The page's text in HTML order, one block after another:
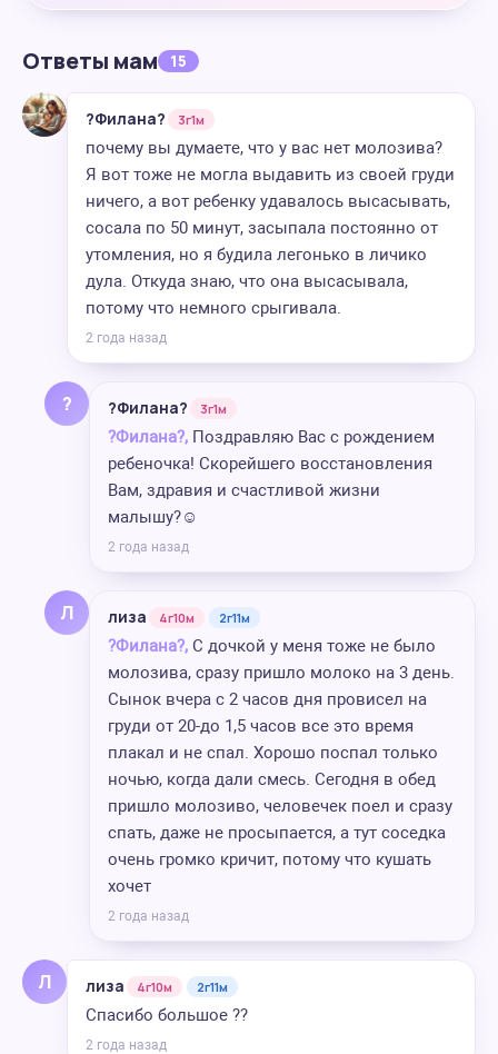
Ответы мам 15
?Филана? 3г1м
почему вы думаете, что у вас нет молозива?
Я вот тоже не могла выдавить из своей груди
ничего, а вот ребенку удавалось высасывать,
сосала по 50 минут, засыпала постоянно от
утомления, но я будила легонько в личико
дула. Откуда знаю, что она высасывала,
потому что немного срыгивала.
2 года назад
? ?Филана? 3г1м
?Филана?, Поздравляю Вас с рождением
ребеночка! Скорейшего восстановления
Вам, здравия и счастливой жизни
малышу?☺️
2 года назад
Л лиза 4г10м 2г11м
?Филана?, С дочкой у меня тоже не было
молозива, сразу пришло молоко на 3 день.
Сынок вчера с 2 часов дня провисел на
груди от 20-до 1,5 часов все это время
плакал и не спал. Хорошо поспал только
ночью, когда дали смесь. Сегодня в обед
пришло молозиво, человечек поел и сразу
спать, даже не просыпается, а тут соседка
очень громко кричит, потому что кушать
хочет
2 года назад
Л лиза 4г10м 2г11м
Спасибо большое ??
2 года назад